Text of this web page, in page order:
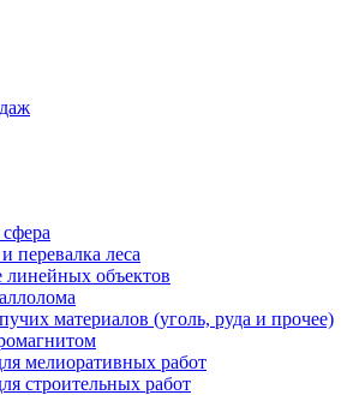
перевалка леса
объектов
материалов (уголь, руда и прочее)
мелиоративных работ
строительных работ